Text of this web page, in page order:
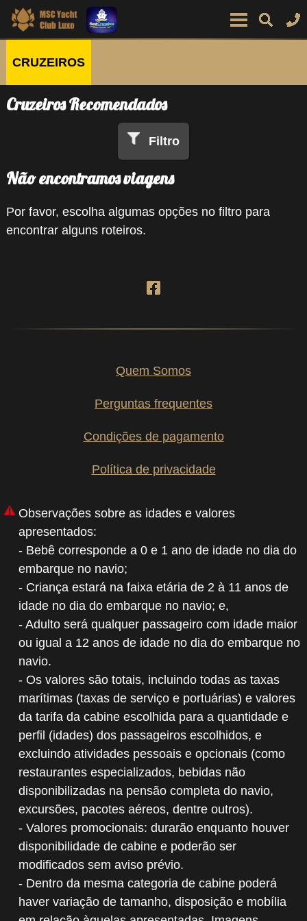
CRUZEIROS
Cruzeiros Recomendados
Filtro
Não encontramos viagens
Por favor, escolha algumas opções no filtro para
encontrar alguns roteiros.
Quem Somos
Perguntas frequentes
Condições de pagamento
Política de privacidade
Observações sobre as idades e valores
apresentados:
- Bebê corresponde a 0 e 1 ano de idade no dia do
embarque no navio;
- Criança estará na faixa etária de 2 à 11 anos de
idade no dia do embarque no navio; e,
- Adulto será qualquer passageiro com idade maior
ou igual a 12 anos de idade no dia do embarque no
navio.
- Os valores são totais, incluindo todas as taxas
marítimas (taxas de serviço e portuárias) e valores
da tarifa da cabine escolhida para a quantidade e
perfil (idades) dos passageiros escolhidos, e
excluindo atividades pessoais e opcionais (como
restaurantes especializados, bebidas não
disponibilizadas na pensão completa do navio,
excursões, pacotes aéreos, dentre outros).
- Valores promocionais: durarão enquanto houver
disponibilidade de cabine e poderão ser
modificados sem aviso prévio.
- Dentro da mesma categoria de cabine poderá
haver variação de tamanho, disposição e mobília